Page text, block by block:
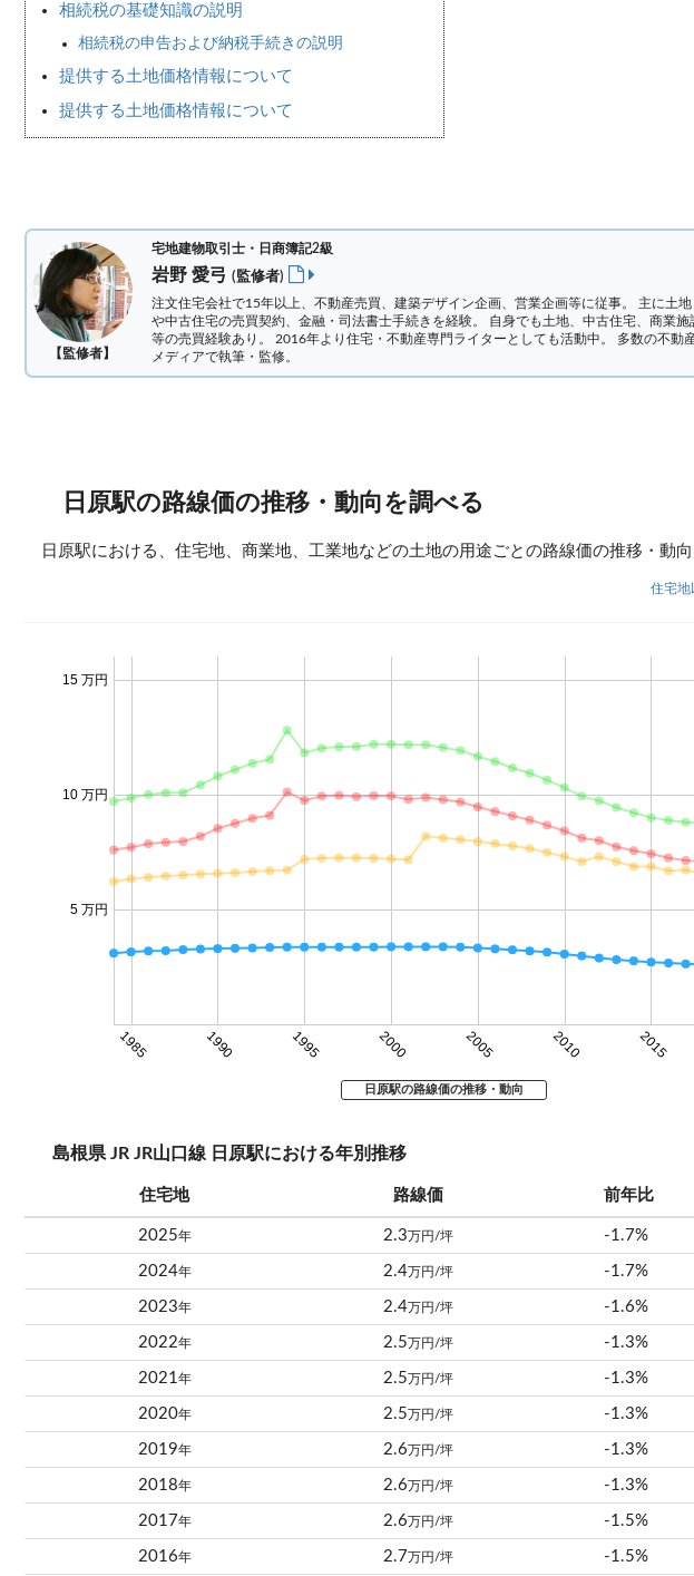
相続税の基礎知識の説明
相続税の申告および納税手続きの説明
提供する土地価格情報について
提供する土地価格情報について
【監修者】
宅地建物取引士・日商簿記2級
岩野 愛弓(監修者)
注文住宅会社で15年以上、不動産売買、建築デザイン企画、営業企画等に従事。 主に土地
や中古住宅の売買契約、金融・司法書士手続きを経験。 自身でも土地、中古住宅、商業施
等の売買経験あり。 2016年より住宅・不動産専門ライターとしても活動中。 多数の不動
メディアで執筆・監修。
日原駅の路線価の推移・動向を調べる
日原駅における、住宅地、商業地、工業地などの土地の用途ごとの路線価の推移・動
住宅地
1985 1990 1995 2000 2005 2010 2015
5 万円
10 万円
15 万円
日原駅の路線価の推移・動向
島根県 JR JR山口線 日原駅における年別推移
住宅地 路線価 前年比
2025年 2.3万円/坪 -1.7%
2024年 2.4万円/坪 -1.7%
2023年 2.4万円/坪 -1.6%
2022年 2.5万円/坪 -1.3%
2021 年 2.5万円/坪 -1.3%
2020年 2.5万円/坪 -1.3%
2019年 2.6万円/坪 -1.3%
2018年 2.6万円/坪 -1.3%
2017年 2.6万円/坪 -1.5%
2016年 2.7万円/坪 -1.5%